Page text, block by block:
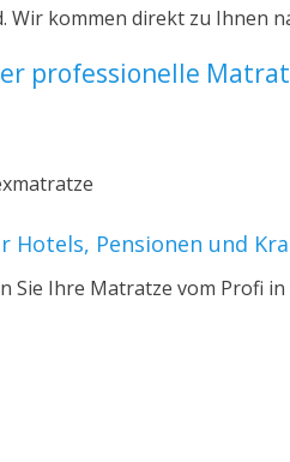
kommen direkt zu Ihnen
professionelle
Hotels, Pensionen und
Sie Ihre Matratze vom Profi